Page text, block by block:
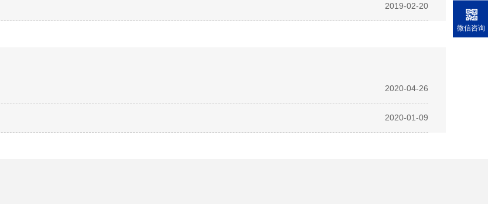
2019-02-20
2020-04-26
2020-01-09
微信咨询